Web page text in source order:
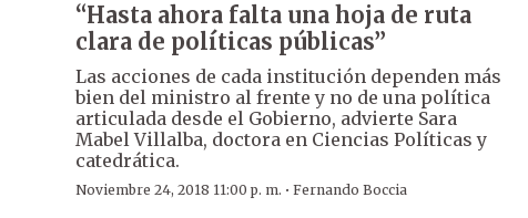
“Hasta ahora falta una hoja de ruta
clara de políticas públicas”
Las acciones de cada institución dependen más
bien del ministro al frente y no de una política
articulada desde el Gobierno, advierte Sara
Mabel Villalba, doctora en Ciencias Políticas y
catedrática.
Noviembre 24, 2018 11:00 p. m. · Fernando Boccia